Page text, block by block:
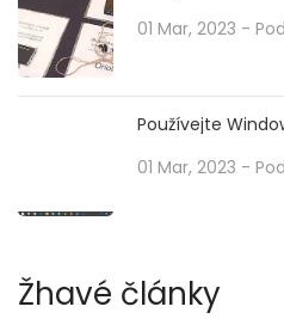
IEM Společnosti
01 Mar, 2023 -
Používejte
01 Mar, 2023 -
Žhavé články